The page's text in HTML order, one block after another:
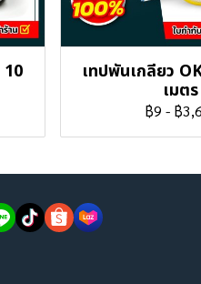
เทปพันเกลียว
เมตร
฿9 - ฿